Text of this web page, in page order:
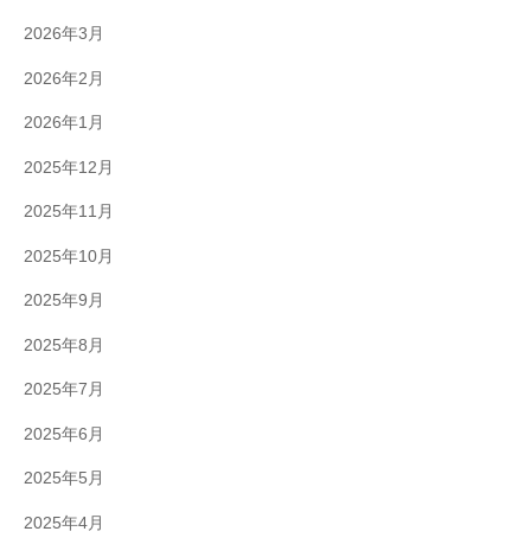
2026年3月
2026年2月
2026年1月
2025年12月
2025年11月
2025年10月
2025年9月
2025年8月
2025年7月
2025年6月
2025年5月
2025年4月